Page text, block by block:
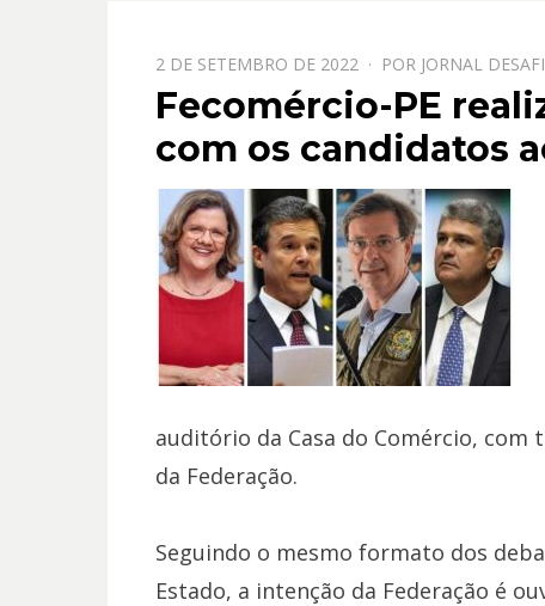
PPOSTADO
EM
2 DE SETEMBRO DE 2022 POR JORNAL
Fecomércio-PE
com os candidatos
auditório da Casa do Comércio, com
da Federação.
Seguindo o mesmo formato dos
Estado, a intenção da Federação é